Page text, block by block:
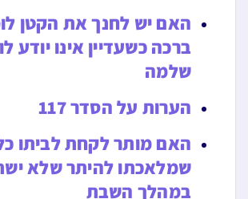
האם יש לחנך את הקטן
ברכה כשעדיין אינו יודע
שלמה
הערות על הסדר 117
האם מותר לקחת לביתו
שמלאכתו להיתר שלא
במהלך השבת